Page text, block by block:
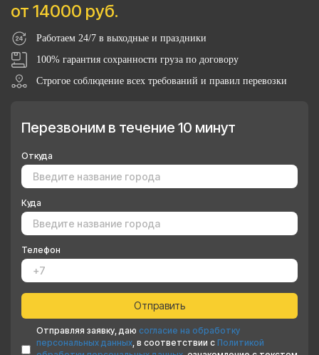
от 14000 руб.
Работаем 24/7 в выходные и праздники
100% гарантия сохранности груза по договору
Строгое соблюдение всех требований и правил перевозки
Перезвоним в течение 10 минут
Откуда
Куда
Телефон
Отправляя заявку, даю согласие на обработку
персональных данных, в соответствии с Политикой